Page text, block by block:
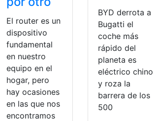
Fácil,Móvil,Rápido
El router es un
dispositivo
fundamental
en nuestro
equipo en el
hogar, pero
hay ocasiones
en las que nos
encontramos
BYD derrota a
Bugatti el
coche más
rápido del
planeta es
eléctrico chino
y roza la
barrera de los
500